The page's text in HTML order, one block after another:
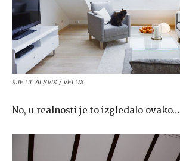
KJETIL ALSVIK / VELUX
No, u realnosti je to izgledalo ovako…